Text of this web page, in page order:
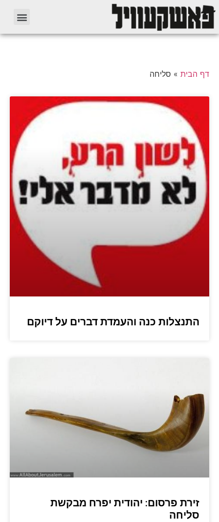
דף הבית » סליחה
התנצלות כנה והעמדת דברים על דיוקם
זירת פרסום: יהודית יפרח מבקשת
סליחה